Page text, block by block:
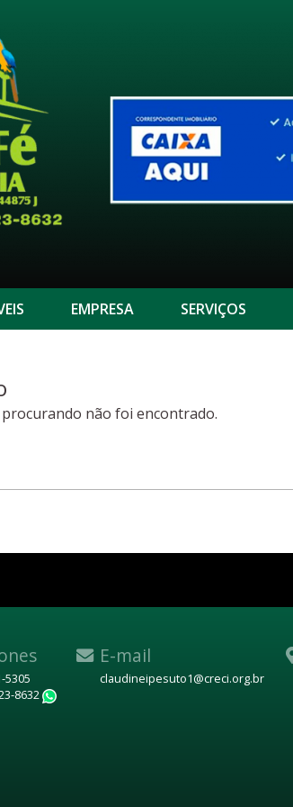
EMPRESA SERVIÇOS
não foi encontrado.
5305
8632
E-mail
claudineipesuto1@creci.org.br